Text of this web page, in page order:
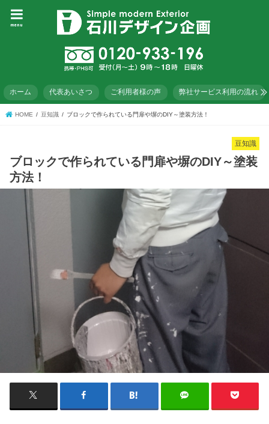
menu
ホーム 代表あいさつ ご利用者様の声 弊社サービス利用の流れ
HOME 豆知識 ブロックで作られている門扉や塀のDIY～塗装方法！
豆知識
ブロックで作られている門扉や塀のDIY～塗装
方法！